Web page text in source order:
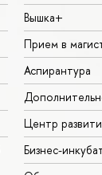
Вышка+
Прием в
Аспирантура
Центр
Бизнес-